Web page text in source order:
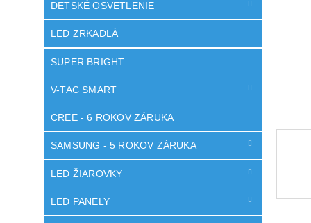
DETSKÉ OSVETLENIE
LED ZRKADLÁ
SUPER BRIGHT
V-TAC SMART
CREE - 6 ROKOV ZÁRUKA
SAMSUNG - 5 ROKOV ZÁRUKA
LED ŽIAROVKY
LED PANELY